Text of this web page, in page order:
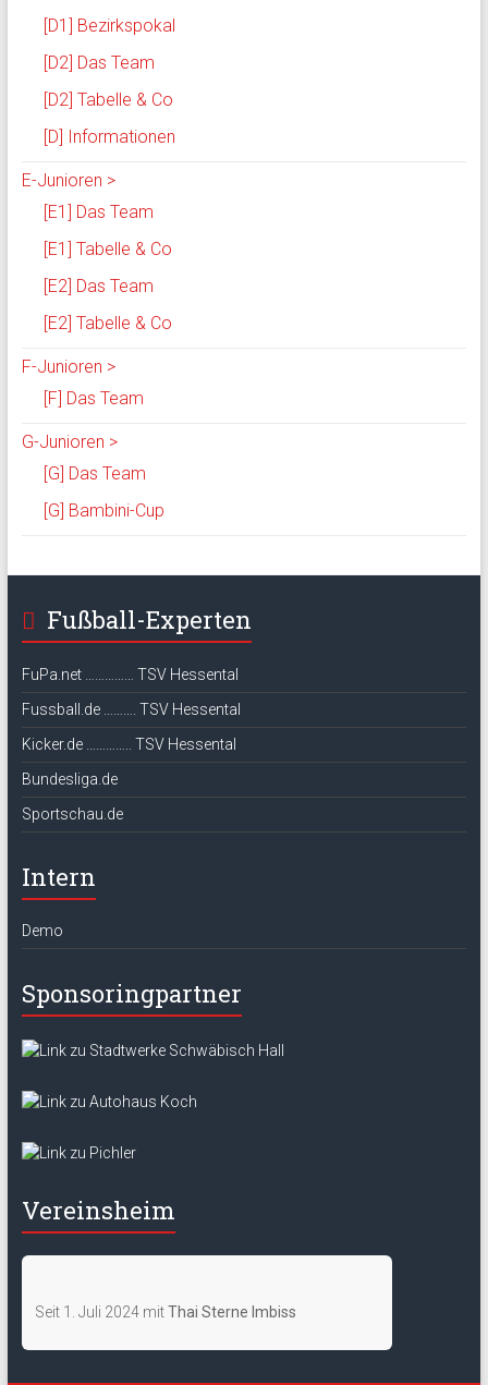
[D1] Bezirkspokal
[D2] Das Team
[D2] Tabelle & Co
[D] Informationen
E-Junioren >
[E1] Das Team
[E1] Tabelle & Co
[E2] Das Team
[E2] Tabelle & Co
F-Junioren >
[F] Das Team
G-Junioren >
[G] Das Team
[G] Bambini-Cup
Fußball-Experten
FuPa.net …………… TSV Hessental
Fussball.de ………. TSV Hessental
Kicker.de ………….. TSV Hessental
Bundesliga.de
Sportschau.de
Intern
Demo
Sponsoringpartner
Vereinsheim
Seit 1. Juli 2024 mitThai Sterne Imbiss